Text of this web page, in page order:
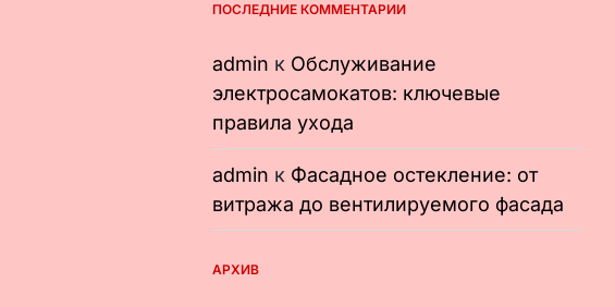
ПОСЛЕДНИЕ КОММЕНТАРИИ
admin к Обслуживание
электросамокатов: ключевые
правила ухода
admin к Фасадное остекление: от
витража до вентилируемого фасада
АРХИВ